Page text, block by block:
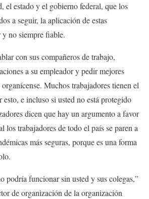
el estado y el gobierno federal, que los
a seguir, la aplicación de estas
no siempre fiable.
con sus compañeros de trabajo,
a su empleador y pedir mejores
Muchos trabajadores tienen el
esto, e incluso si usted no está protegido
dicen que hay un argumento a favor
los trabajadores de todo el país se paren a
más seguras, porque es una forma
podría funcionar sin usted y sus colegas,”
de organización de la organización